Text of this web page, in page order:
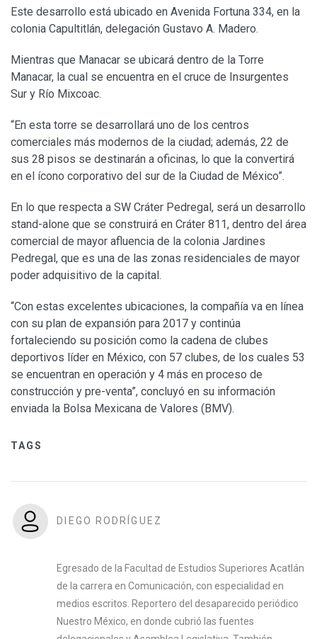
Este desarrollo está ubicado en Avenida Fortuna 334, en la
colonia Capultitlán, delegación Gustavo A. Madero.
Mientras que Manacar se ubicará dentro de la Torre
Manacar, la cual se encuentra en el cruce de Insurgentes
Sur y Río Mixcoac.
“En esta torre se desarrollará uno de los centros
comerciales más modernos de la ciudad; además, 22 de
sus 28 pisos se destinarán a oficinas, lo que la convertirá
en el ícono corporativo del sur de la Ciudad de México”.
En lo que respecta a SW Cráter Pedregal, será un desarrollo
stand-alone que se construirá en Cráter 811, dentro del área
comercial de mayor afluencia de la colonia Jardines
Pedregal, que es una de las zonas residenciales de mayor
poder adquisitivo de la capital.
“Con estas excelentes ubicaciones, la compañía va en línea
con su plan de expansión para 2017 y continúa
fortaleciendo su posición como la cadena de clubes
deportivos líder en México, con 57 clubes, de los cuales 53
se encuentran en operación y 4 más en proceso de
construcción y pre-venta”, concluyó en su información
enviada la Bolsa Mexicana de Valores (BMV).
TAGS
DIEGO RODRÍGUEZ
Egresado de la Facultad de Estudios Superiores Acatlán
de la carrera en Comunicación, con especialidad en
medios escritos. Reportero del desaparecido periódico
Nuestro México, en donde cubrió las fuentes